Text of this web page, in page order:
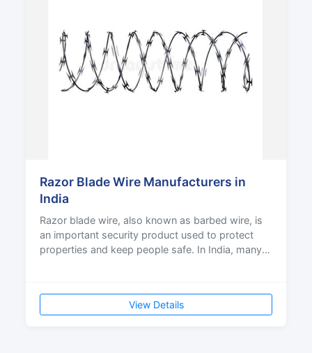
Razor Blade Wire Manufacturers in
India
Razor blade wire, also known as barbed wire, is
an important security product used to protect
properties and keep people safe. In India, many
View Details